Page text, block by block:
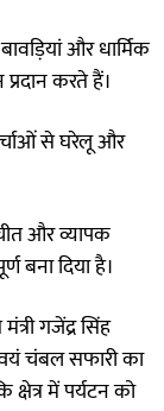
और धार्मिक
करते हैं।
से घरेलू और
और व्यापक
बना दिया है।
गजेंद्र सिंह
चंबल सफारी का
क्षेत्र में पर्यटन को